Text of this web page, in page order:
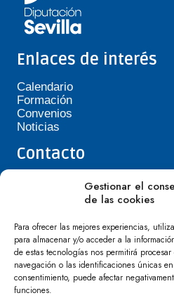
Gestionar el
de las cookies
Para ofrecer las mejores experiencias,
para almacenar y/o acceder a la
de estas tecnologías nos permitirá
navegación o las identificaciones únicas
consentimiento, puede afectar
funciones.
Enlaces de interés
Calendario
Formación
Convenios
Noticias
Contacto
Teléfono de Asepavi: 623
asepavi20@gmail.com
Villafranca